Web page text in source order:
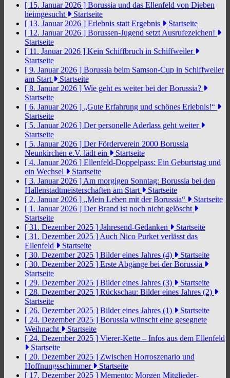
[ 15. Januar 2026 ] Borussia und das Ellenfeld von Dieben
heimgesucht
Startseite
[ 13. Januar 2026 ] Erlebnis statt Ergebnis
Startseite
[ 12. Januar 2026 ] Borussen-Jugend setzt Ausrufezeichen!
Startseite
[ 11. Januar 2026 ] Kein Schiffbruch in Schiffweiler
Startseite
[ 9. Januar 2026 ] Borussia beim Samson-Cup in Schiffweiler
am Start
Startseite
[ 8. Januar 2026 ] Wie geht es weiter bei der Borussia?
Startseite
[ 6. Januar 2026 ] „Gute Erfahrung und schönes Erlebnis!“
Startseite
[ 5. Januar 2026 ] Der personelle Aderlass geht weiter
Startseite
[ 5. Januar 2026 ] Der Förderverein 2000 Borussia
Neunkirchen e.V. lädt ein
Startseite
[ 4. Januar 2026 ] Ellenfeld-Doppelpass: Ein Geburtstag und
ein Wechsel
Startseite
[ 3. Januar 2026 ] Am morgigen Sonntag: Borussia bei den
Hallenstadtmeisterschaften am Start
Startseite
[ 2. Januar 2026 ] „Mein Leben mit der Borussia“
Startseite
[ 1. Januar 2026 ] Der Brand ist noch nicht gelöscht
Startseite
[ 31. Dezember 2025 ] Jahresend-Gedanken
Startseite
[ 31. Dezember 2025 ] Auch Nico Purket verlässt das
Ellenfeld
Startseite
[ 30. Dezember 2025 ] Bilder eines Jahres (4)
Startseite
[ 30. Dezember 2025 ] Erste Abgänge bei der Borussia
Startseite
[ 29. Dezember 2025 ] Bilder eines Jahres (3)
Startseite
[ 28. Dezember 2025 ] Rückschau: Bilder eines Jahres (2)
Startseite
[ 26. Dezember 2025 ] Bilder eines Jahres (1)
Startseite
[ 24. Dezember 2025 ] Borussia wünscht eine gesegnete
Weihnacht
Startseite
[ 24. Dezember 2025 ] Vierer-Kette – Infos aus dem Ellenfeld
Startseite
[ 20. Dezember 2025 ] Zwischen Horroszenario und
Hoffnungsschimmer
Startseite
[ 17. Dezember 2025 ] Memento: Morgen Mitglieder-